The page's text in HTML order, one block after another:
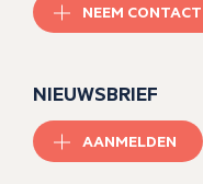
NEEM
NIEUWSBRIEF
AANMELDEN